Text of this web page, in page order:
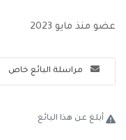
المدونة
عضو منذ مايو 2023
مراسلة البائع خاص
أبلغ عن هذا البائع